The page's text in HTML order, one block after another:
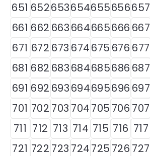
651 652653654655656657
661 662 663664665666 667
671 672 673 674675 676 677
681 682 683684685686 687
691 692 693694695696 697
701 702 703 704705 706 707
711 712 713 714 715 716 717
721 722 723 724725 726 727